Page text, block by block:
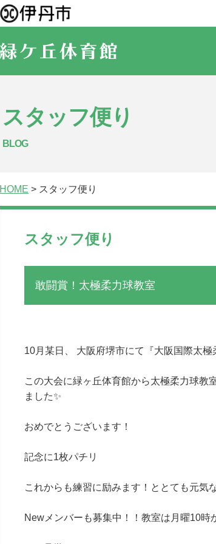
スタッフ便り
BLOG
HOME > スタッフ便り
スタッフ便り
敢闘賞！太極柔力球教室
10月某日、 大阪府堺市にて『大阪国際太極
この大会に緑ヶ丘体育館から太極柔力球教
ました✨
おめでとうございます！
記念に1枚パチリ
これからも練習に励みます！ととても元気
Newメンバーも募集中！！教室は月曜10時